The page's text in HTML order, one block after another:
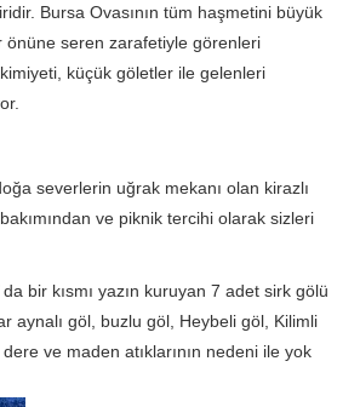
Bursa Ovasının tüm haşmetini büyük
önüne seren zarafetiyle görenleri
küçük göletler ile gelenleri
severlerin uğrak mekanı olan kirazlı
ve piknik tercihi olarak sizleri
da bir kısmı yazın kuruyan 7 adet sirk gölü
aynalı göl, buzlu göl, Heybeli göl, Kilimli
ve maden atıklarının nedeni ile yok